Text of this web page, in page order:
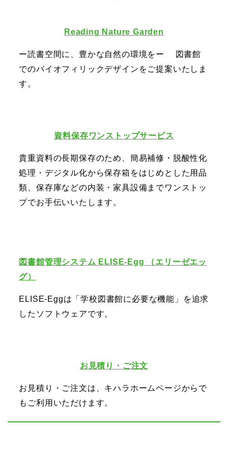
Reading Nature Garden
ー読書空間に、豊かな自然の環境をー 図書館
でのバイオフィリックデザインをご提案いたしま
す。
資料保存ワンストップサービス
貴重資料の長期保存のため、簡易補修・脱酸性化
処理・デジタル化から保存箱をはじめとした用品
類、保存庫などの内装・家具設備までワンストッ
プでお手伝いいたします。
図書館管理システム ELISE-Egg （エリーゼエッ
グ）
ELISE-Eggは「学校図書館に必要な機能」を追求
したソフトウェアです。
お見積り・ご注文
お見積り・ご注文は、キハラホームページからで
もご利用いただけます。